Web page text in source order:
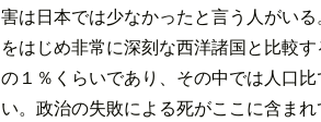
害は日本では少なかったと言う人がい
をはじめ非常に深刻な西洋諸国と比較
の１％くらいであり、その中では人口
い。政治の失敗による死がここに含ま